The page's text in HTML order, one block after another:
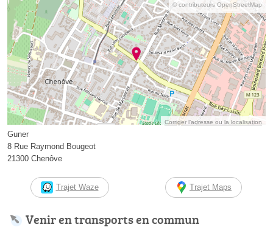
© contributeurs OpenStreetMap
Corriger l’adresse ou la localisation
Guner
8 Rue Raymond Bougeot
21300 Chenôve
Trajet Waze Trajet Maps
Venir en transports en commun